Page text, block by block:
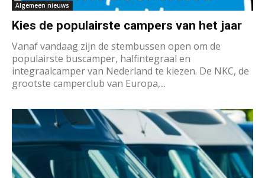
Algemeen nieuws
Kies de populairste campers van het jaar
Vanaf vandaag zijn de stembussen open om de
populairste buscamper, halfintegraal en
integraalcamper van Nederland te kiezen. De NKC, de
grootste camperclub van Europa,...